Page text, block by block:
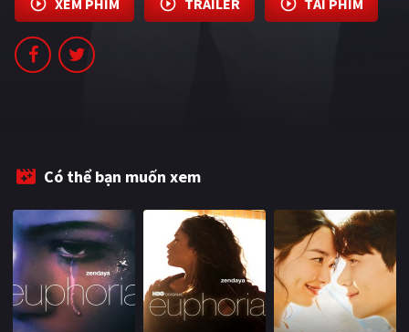
CẬP NHẬT
TUYỂN TẬP PHIM
BLOG
Có thể bạn muốn xem